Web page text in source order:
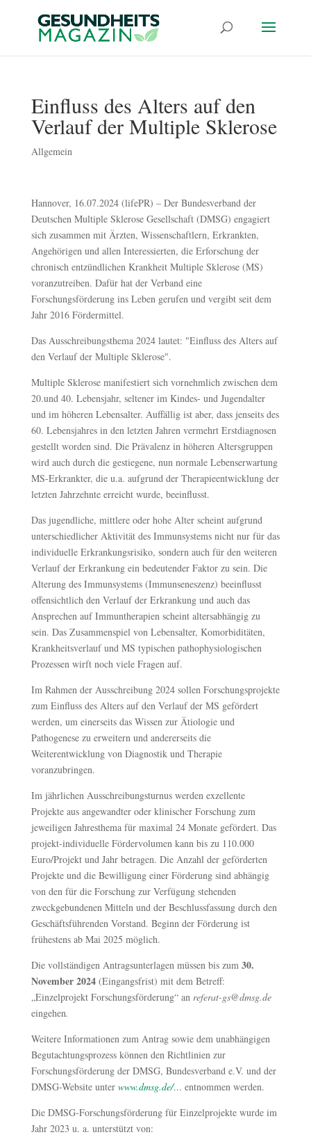
Einfluss des Alters auf den
Verlauf der Multiple Sklerose
Allgemein
Hannover, 16.07.2024 (lifePR) – Der Bundesverband der
Deutschen Multiple Sklerose Gesellschaft (DMSG) engagiert
sich zusammen mit Ärzten, Wissenschaftlern, Erkrankten,
Angehörigen und allen Interessierten, die Erforschung der
chronisch entzündlichen Krankheit Multiple Sklerose (MS)
voranzutreiben. Dafür hat der Verband eine
Forschungsförderung ins Leben gerufen und vergibt seit dem
Jahr 2016 Fördermittel.
Das Ausschreibungsthema 2024 lautet: "Einfluss des Alters auf
den Verlauf der Multiple Sklerose".
Multiple Sklerose manifestiert sich vornehmlich zwischen dem
20.und 40. Lebensjahr, seltener im Kindes- und Jugendalter
und im höheren Lebensalter. Auffällig ist aber, dass jenseits des
60. Lebensjahres in den letzten Jahren vermehrt Erstdiagnosen
gestellt worden sind. Die Prävalenz in höheren Altersgruppen
wird auch durch die gestiegene, nun normale Lebenserwartung
MS-Erkrankter, die u.a. aufgrund der Therapieentwicklung der
letzten Jahrzehnte erreicht wurde, beeinflusst.
Das jugendliche, mittlere oder hohe Alter scheint aufgrund
unterschiedlicher Aktivität des Immunsystems nicht nur für das
individuelle Erkrankungsrisiko, sondern auch für den weiteren
Verlauf der Erkrankung ein bedeutender Faktor zu sein. Die
Alterung des Immunsystems (Immunseneszenz) beeinflusst
offensichtlich den Verlauf der Erkrankung und auch das
Ansprechen auf Immuntherapien scheint altersabhängig zu
sein. Das Zusammenspiel von Lebensalter, Komorbiditäten,
Krankheitsverlauf und MS typischen pathophysiologischen
Prozessen wirft noch viele Fragen auf.
Im Rahmen der Ausschreibung 2024 sollen Forschungsprojekte
zum Einfluss des Alters auf den Verlauf der MS gefördert
werden, um einerseits das Wissen zur Ätiologie und
Pathogenese zu erweitern und andererseits die
Weiterentwicklung von Diagnostik und Therapie
voranzubringen.
Im jährlichen Ausschreibungsturnus werden exzellente
Projekte aus angewandter oder klinischer Forschung zum
jeweiligen Jahresthema für maximal 24 Monate gefördert. Das
projekt-individuelle Fördervolumen kann bis zu 110.000
Euro/Projekt und Jahr betragen. Die Anzahl der geförderten
Projekte und die Bewilligung einer Förderung sind abhängig
von den für die Forschung zur Verfügung stehenden
zweckgebundenen Mitteln und der Beschlussfassung durch den
Geschäftsführenden Vorstand. Beginn der Förderung ist
frühestens ab Mai 2025 möglich.
Die vollständigen Antragsunterlagen müssen bis zum 30.
November 2024 (Eingangsfrist) mit dem Betreff:
„Einzelprojekt Forschungsförderung“ an referat-gs@dmsg.de
eingehen.
Weitere Informationen zum Antrag sowie dem unabhängigen
Begutachtungsprozess können den Richtlinien zur
Forschungsförderung der DMSG, Bundesverband e.V. und der
DMSG-Website unter www.dmsg.de/… entnommen werden.
Die DMSG-Forschungsförderung für Einzelprojekte wurde im
Jahr 2023 u. a. unterstützt von: